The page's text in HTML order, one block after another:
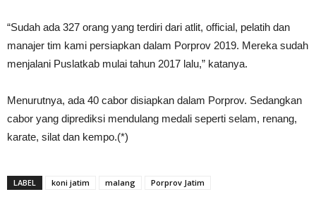
“Sudah ada 327 orang yang terdiri dari atlit, official, pelatih dan
manajer tim kami persiapkan dalam Porprov 2019. Mereka sudah
menjalani Puslatkab mulai tahun 2017 lalu,” katanya.
Menurutnya, ada 40 cabor disiapkan dalam Porprov. Sedangkan
cabor yang diprediksi mendulang medali seperti selam, renang,
karate, silat dan kempo.(*)
LABEL koni jatim malang Porprov Jatim